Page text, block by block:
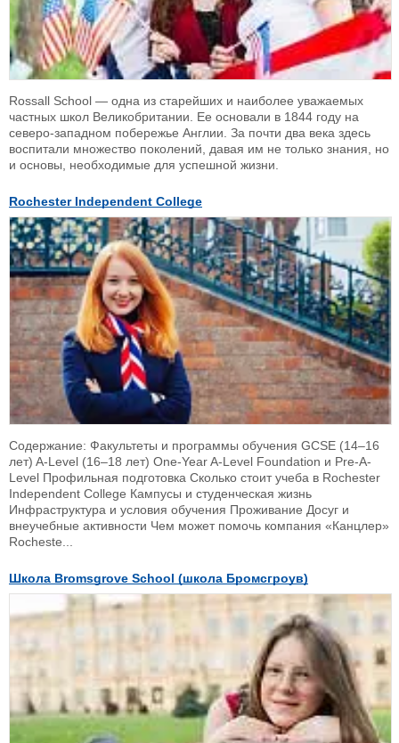
Rossall School — одна из старейших и наиболее уважаемых
частных школ Великобритании. Ее основали в 1844 году на
северо-западном побережье Англии. За почти два века здесь
воспитали множество поколений, давая им не только знания, но
и основы, необходимые для успешной жизни.
Rochester Independent College
Содержание: Факультеты и программы обучения GCSE (14–16
лет) A-Level (16–18 лет) One-Year A-Level Foundation и Pre-A-
Level Профильная подготовка Сколько стоит учеба в Rochester
Independent College Кампусы и студенческая жизнь
Инфраструктура и условия обучения Проживание Досуг и
внеучебные активности Чем может помочь компания «Канцлер»
Rocheste...
Школа Bromsgrove School (школа Бромсгроув)